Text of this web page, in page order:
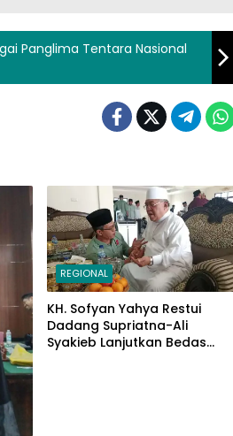
Panglima Tentara Nasional
REGIONAL
KH. Sofyan Yahya Restui
Dadang Supriatna-Ali
Syakieb Lanjutkan Bedas